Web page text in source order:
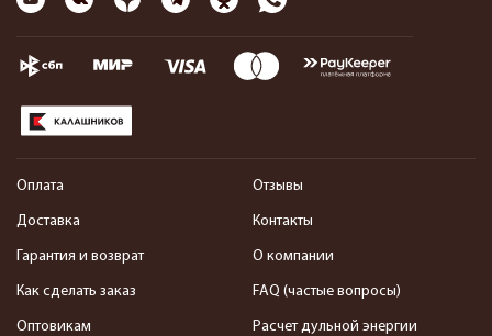
Оплата
Доставка
Гарантия и возврат
Как сделать заказ
Оптовикам
Отзывы
Контакты
О компании
FAQ (частые вопросы)
Расчет дульной энергии